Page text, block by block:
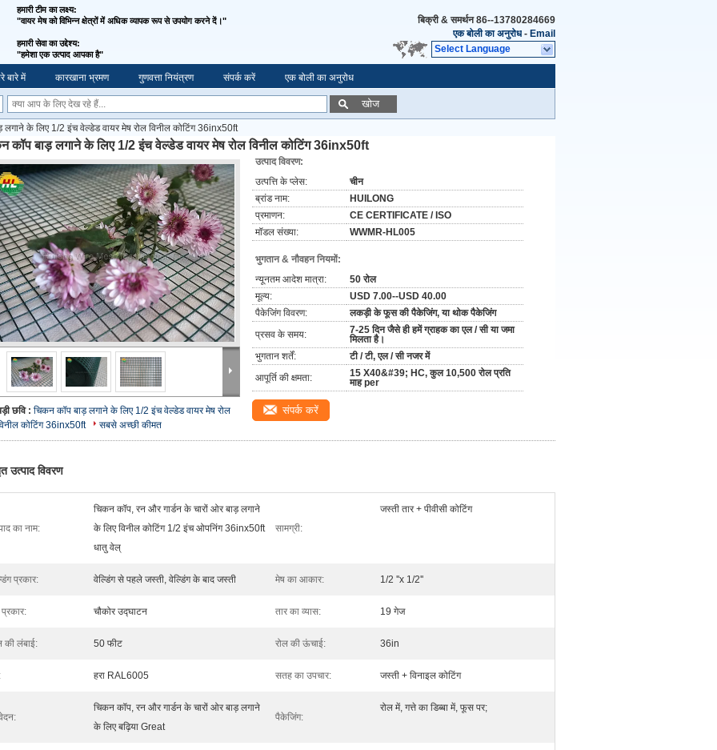
हमारी टीम का लक्ष्य:
"वायर मेष को विभिन्न क्षेत्रों में अधिक व्यापक रूप से उपयोग करने दें।"
हमारी सेवा का उद्देश्य:
"हमेशा एक उत्पाद आपका है"
बिक्री & समर्थन86--13780284669
एक बोली का अनुरोध - Email
Select Language
बारे में कारखाना भ्रमण गुणवत्ता नियंत्रण संपर्क करें एक बोली का अनुरोध
खोज
लगाने के लिए 1/2 इंच वेल्डेड वायर मेष रोल विनील कोटिंग 36inx50ft
कॉप बाड़ लगाने के लिए 1/2 इंच वेल्डेड वायर मेष रोल विनील कोटिंग 36inx50ft
छवि : चिकन कॉप बाड़ लगाने के लिए 1/2 इंच वेल्डेड वायर मेष रोल
कोटिंग 36inx50ft
सबसे अच्छी कीमत
उत्पाद विवरण:
उत्पत्ति के प्लेस:
चीन
ब्रांड नाम:
HUILONG
प्रमाणन:
CE CERTIFICATE / ISO
मॉडल संख्या:
WWMR-HL005
भुगतान & नौवहन नियमों:
न्यूनतम आदेश मात्रा:
50 रोल
मूल्य:
USD 7.00--USD 40.00
पैकेजिंग विवरण:
लकड़ी के फूस की पैकेजिंग, या थोक पैकेजिंग
प्रसव के समय:
7-25 दिन जैसे ही हमें ग्राहक का एल / सी या जमा
मिलता है।
भुगतान शर्तें:
टी / टी, एल / सी नजर में
आपूर्ति की क्षमता:
15 X40&#39; HC, कुल 10,500 रोल प्रति
माह per
संपर्क करें
उत्पाद विवरण
का नाम:
चिकन कॉप, रन और गार्डन के चारों ओर बाड़ लगाने
के लिए विनील कोटिंग 1/2 इंच ओपनिंग 36inx50ft
धातु वेल्
सामग्री:
जस्ती तार + पीवीसी कोटिंग
प्रकार: वेल्डिंग से पहले जस्ती, वेल्डिंग के बाद जस्ती मेष का आकार: 1/2 ''x 1/2''
चौकोर उद्घाटन तार का व्यास: 19 गेज
की लंबाई: 50 फीट रोल की ऊंचाई: 36in
हरा RAL6005 सतह का उपचार: जस्ती + विनाइल कोटिंग
चिकन कॉप, रन और गार्डन के चारों ओर बाड़ लगाने
के लिए बढ़िया Great
पैकेजिंग:
रोल में, गत्ते का डिब्बा में, फूस पर;